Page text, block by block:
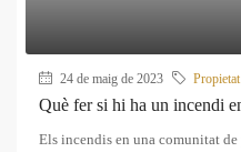
24 de maig de 2023
Què fer si hi ha un incendi
Els incendis en una comunitat